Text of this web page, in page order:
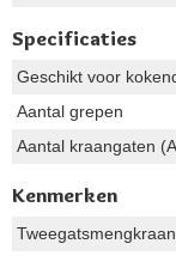
Specificaties
Geschikt voor
Aantal grepen
Aantal kraangaten
Kenmerken
Tweegatsmengkraan